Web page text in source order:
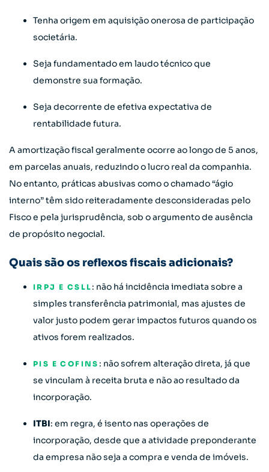
Tenha origem em aquisição onerosa de participação
societária.
Seja fundamentado em laudo técnico que
demonstre sua formação.
Seja decorrente de efetiva expectativa de
rentabilidade futura.
A amortização fiscal geralmente ocorre ao longo de 5 anos,
em parcelas anuais, reduzindo o lucro real da companhia.
No entanto, práticas abusivas como o chamado “ágio
interno” têm sido reiteradamente desconsideradas pelo
Fisco e pela jurisprudência, sob o argumento de ausência
de propósito negocial.
Quais são os reflexos fiscais adicionais?
IRPJ E CSLL : não há incidência imediata sobre a
simples transferência patrimonial, mas ajustes de
valor justo podem gerar impactos futuros quando os
ativos forem realizados.
PIS E COFINS : não sofrem alteração direta, já que
se vinculam à receita bruta e não ao resultado da
incorporação.
ITBI: em regra, é isento nas operações de
incorporação, desde que a atividade preponderante
da empresa não seja a compra e venda de imóveis.